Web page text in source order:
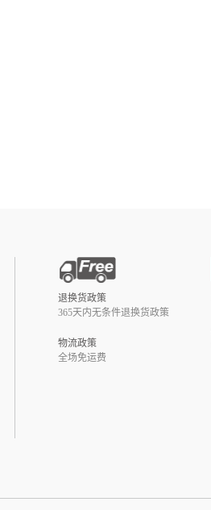
退换货政策
365天内无条件退换货政策
物流政策
全场免运费